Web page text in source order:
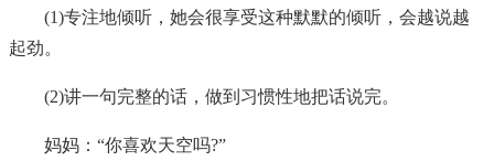
(1)专注地倾听，她会很享受这种默默的倾听，会越说越
起劲。
(2)讲一句完整的话，做到习惯性地把话说完。
妈妈：“你喜欢天空吗?”